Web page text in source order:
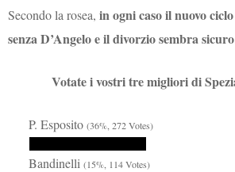
Secondo la rosea,in ogni caso il nuovo
senza D’Angelo e il divorzio sembra sicuro
Votate i vostri tre migliori di
P. Esposito(36%, 272 Votes)
Bandinelli(15%, 114 Votes)